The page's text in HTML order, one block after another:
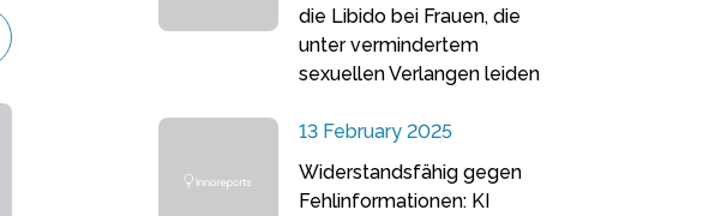
die Libido bei Frauen, die
unter vermindertem
sexuellen Verlangen leiden
13 February 2025
Widerstandsfähig gegen
Fehlinformationen: KI